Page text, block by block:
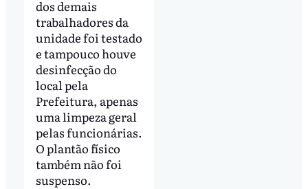
dos demais
trabalhadores da
unidade foi testado
e tampouco houve
desinfecção do
local pela
Prefeitura, apenas
uma limpeza geral
pelas funcionárias.
O plantão físico
também não foi
suspenso.